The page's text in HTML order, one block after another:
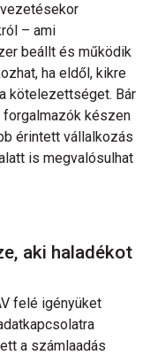
– ami
beállt és működik
ha eldől, kikre
kötelezettséget. Bár
készen
érintett vállalkozás
is megvalósulhat
aki haladékot
felé igényüket
a számlaadás